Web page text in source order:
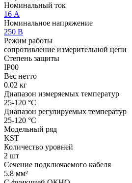
Номинальный ток
16 А
Номинальное напряжение
250 В
Режим работы
сопротивление измерительной цепи
Степень защиты
IP00
Вес нетто
0.02 кг
Диапазон измеряемых температур
25-120 °С
Диапазон регулируемых температур
25-120 °С
Модельный ряд
KST
Количество уровней
2 шт
Сечение подключаемого кабеля
5.8 мм²